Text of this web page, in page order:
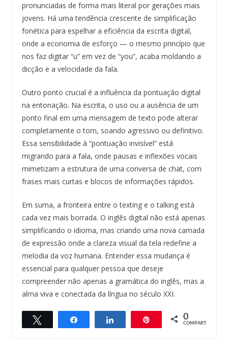
pronunciadas de forma mais literal por gerações mais
jovens. Há uma tendência crescente de simplificação
fonética para espelhar a eficiência da escrita digital,
onde a economia de esforço — o mesmo princípio que
nos faz digitar “u” em vez de “you”, acaba moldando a
dicção e a velocidade da fala.
Outro ponto crucial é a influência da pontuação digital
na entonação. Na escrita, o uso ou a ausência de um
ponto final em uma mensagem de texto pode alterar
completamente o tom, soando agressivo ou definitivo.
Essa sensibilidade à “pontuação invisível” está
migrando para a fala, onde pausas e inflexões vocais
mimetizam a estrutura de uma conversa de chat, com
frases mais curtas e blocos de informações rápidos.
Em suma, a fronteira entre o texting e o talking está
cada vez mais borrada. O inglês digital não está apenas
simplificando o idioma, mas criando uma nova camada
de expressão onde a clareza visual da tela redefine a
melodia da voz humana. Entender essa mudança é
essencial para qualquer pessoa que deseje
compreender não apenas a gramática do inglês, mas a
alma viva e conectada da língua no século XXI.
Compartilhar Compartilhar 0
COMPART.